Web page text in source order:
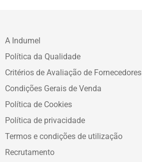
A Indumel
Política da Qualidade
Critérios de Avaliação de Fornecedores
Condições Gerais de Venda
Política de Cookies
Política de privacidade
Termos e condições de utilização
Recrutamento